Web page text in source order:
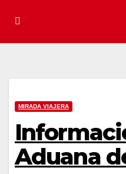
MIRADA VIAJERA
Aduana